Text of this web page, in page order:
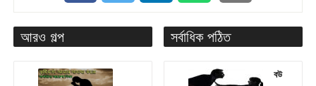
আরও গল্প সর্বাধিক পঠিত
বউ